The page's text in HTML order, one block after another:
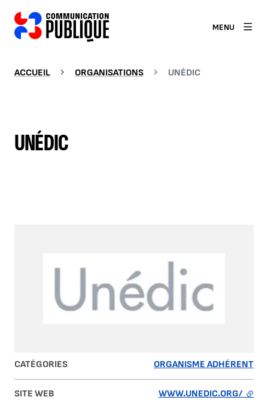
MENU
ACCUEIL ORGANISATIONS UNÉDIC
UNÉDIC
CATÉGORIES ORGANISME ADHÉRENT
SITE WEB WWW.UNEDIC.ORG/ -